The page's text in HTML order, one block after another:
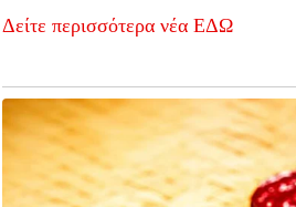
Δείτε περισσότερα νέα ΕΔΩ